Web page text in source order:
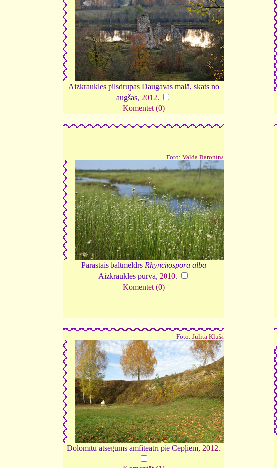
Aizkraukles pilsdrupas Daugavas malā, skats no
augšas, 2012.
Komentēt (0)
Foto: Valda Baroniņa
Parastais baltmeldrs Rhynchospora alba
Aizkraukles purvā, 2010.
Komentēt (0)
Foto: Julita Kluša
Dolomītu atsegums amfiteātrī pie Cepļiem, 2012.